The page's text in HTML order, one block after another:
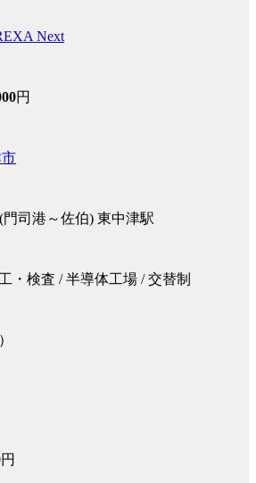
Next
円
門司港～佐伯) 東中津駅
・検査 / 半導体工場 / 交替制
円